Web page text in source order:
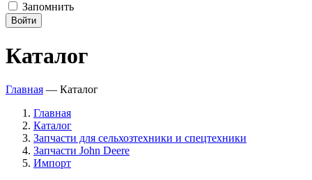
Запомнить
Войти
Каталог
Главная — Каталог
Главная
Каталог
Запчасти для сельхозтехники и спецтехники
Запчасти John Deere
Импорт